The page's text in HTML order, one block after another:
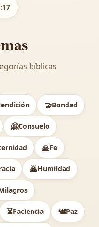
bíblicas
🤝Bondad
🤗Consuelo
🙏Fe
🙇Humildad
⏳Paciencia 🕊️Paz